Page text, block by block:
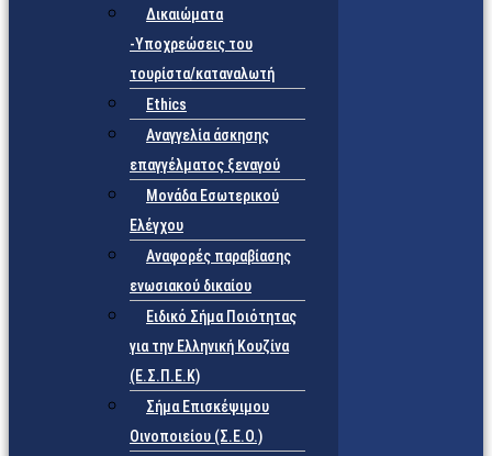
Δικαιώματα
-Υποχρεώσεις του
τουρίστα/καταναλωτή
Ethics
Αναγγελία άσκησης
επαγγέλματος ξεναγού
Μονάδα Εσωτερικού
Ελέγχου
Αναφορές παραβίασης
ενωσιακού δικαίου
Ειδικό Σήμα Ποιότητας
για την Ελληνική Κουζίνα
(Ε.Σ.Π.Ε.Κ)
Σήμα Επισκέψιμου
Οινοποιείου (Σ.Ε.Ο.)